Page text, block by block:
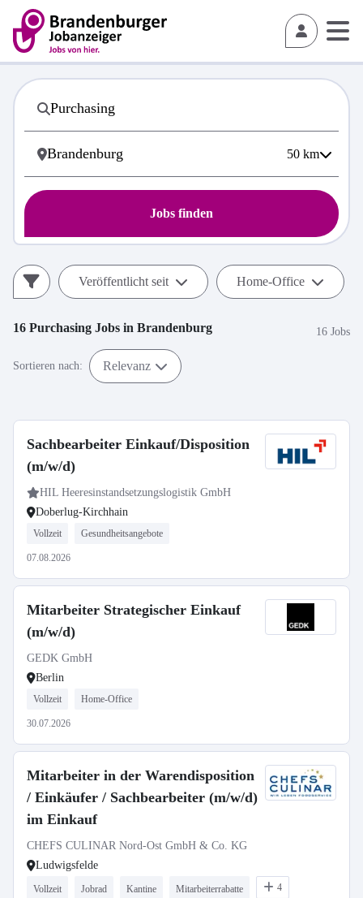
50 km
Jobs finden
Veröffentlicht seit Home-Office
16 Purchasing Jobs in Brandenburg 16 Jobs
Sortieren nach: Relevanz
Sachbearbeiter Einkauf/Disposition
(m/w/d)
HIL Heeresinstandsetzungslogistik GmbH
Doberlug-Kirchhain
Vollzeit Gesundheitsangebote
07.08.2026
Mitarbeiter Strategischer Einkauf
(m/w/d)
GEDK GmbH
Berlin
Vollzeit Home-Office
30.07.2026
Mitarbeiter in der Warendisposition
/ Einkäufer / Sachbearbeiter (m/w/d)
im Einkauf
CHEFS CULINAR Nord-Ost GmbH & Co. KG
Ludwigsfelde
Vollzeit Jobrad Kantine Mitarbeiterrabatte 4